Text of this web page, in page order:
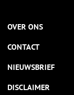
OVER ONS
CONTACT
NIEUWSBRIEF
DISCLAIMER